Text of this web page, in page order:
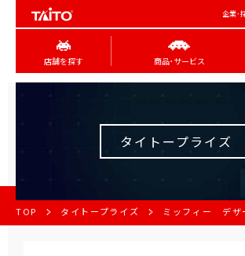
企業･
店舗を探す 商品･サービス
タイトープライズ
TOP タイトープライズ ミッフィー デザ